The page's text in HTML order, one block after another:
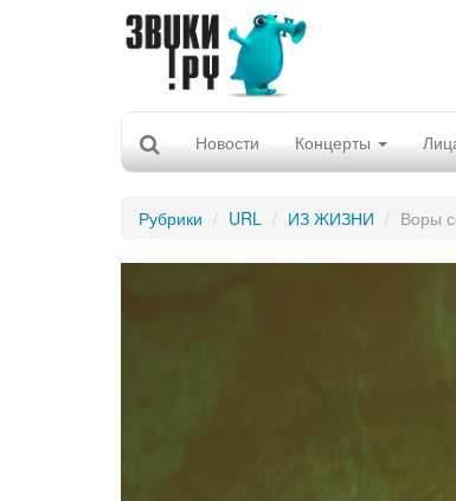
Новости Концерты
Рубрики URL ИЗ ЖИЗНИ Воры